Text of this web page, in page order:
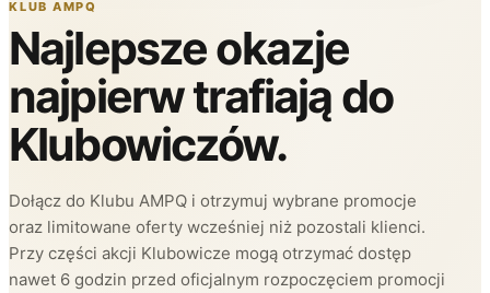
KLUB AMPQ
Najlepsze okazje
najpierw trafiają do
Klubowiczów.
Dołącz do Klubu AMPQ i otrzymuj wybrane promocje
oraz limitowane oferty wcześniej niż pozostali klienci.
Przy części akcji Klubowicze mogą otrzymać dostęp
nawet 6 godzin przed oficjalnym rozpoczęciem promocji